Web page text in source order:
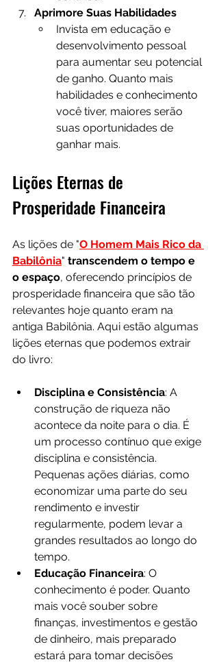
Aprimore Suas Habilidades
Invista em educação e
desenvolvimento pessoal
para aumentar seu potencial
de ganho. Quanto mais
habilidades e conhecimento
você tiver, maiores serão
suas oportunidades de
ganhar mais.
Lições Eternas de
Prosperidade Financeira
As lições de "O Homem Mais Rico da
Babilônia" transcendem o tempo e
o espaço, oferecendo princípios de
prosperidade financeira que são tão
relevantes hoje quanto eram na
antiga Babilônia. Aqui estão algumas
lições eternas que podemos extrair
do livro:
Disciplina e Consistência: A
construção de riqueza não
acontece da noite para o dia. É
um processo contínuo que exige
disciplina e consistência.
Pequenas ações diárias, como
economizar uma parte do seu
rendimento e investir
regularmente, podem levar a
grandes resultados ao longo do
tempo.
Educação Financeira: O
conhecimento é poder. Quanto
mais você souber sobre
finanças, investimentos e gestão
de dinheiro, mais preparado
estará para tomar decisões